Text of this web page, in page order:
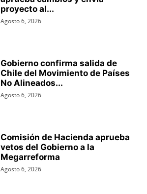
proyecto al...
Agosto 6, 2026
Gobierno confirma salida de
Chile del Movimiento de Países
No Alineados...
Agosto 6, 2026
Comisión de Hacienda aprueba
vetos del Gobierno a la
Megarreforma
Agosto 6, 2026